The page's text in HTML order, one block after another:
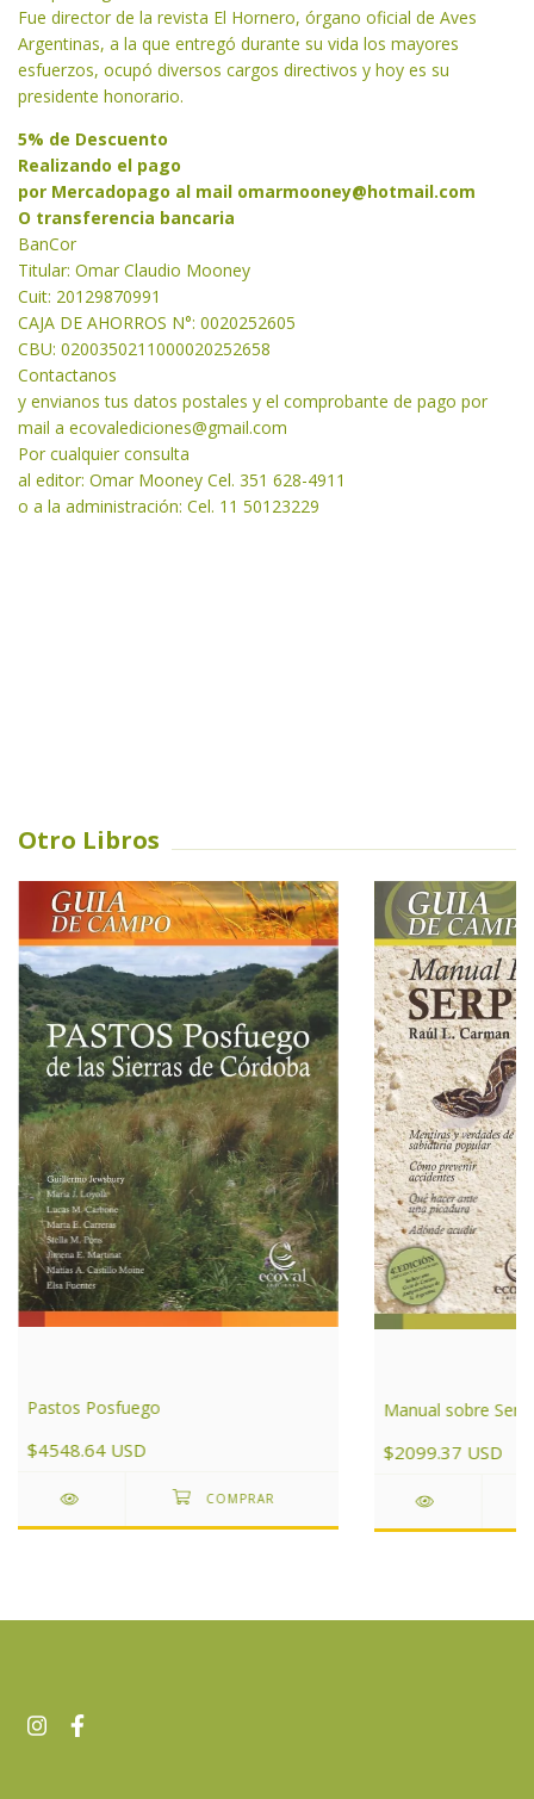
Fue director de la revista El Hornero, órgano oficial de Aves
Argentinas, a la que entregó durante su vida los mayores
esfuerzos, ocupó diversos cargos directivos y hoy es su
presidente honorario.
5% de Descuento
Realizando el pago
por Mercadopago al mail omarmooney@hotmail.com
O transferencia bancaria
BanCor
Titular: Omar Claudio Mooney
Cuit: 20129870991
CAJA DE AHORROS N°: 0020252605
CBU: 0200350211000020252658
Contactanos
y envianos tus datos postales y el comprobante de pago por
mail a ecovalediciones@gmail.com
Por cualquier consulta
al editor: Omar Mooney Cel. 351 628-4911
o a la administración: Cel. 11 50123229
Otro Libros
Pastos Posfuego
$4548.64 USD
Manual sobre
$2099.37 USD